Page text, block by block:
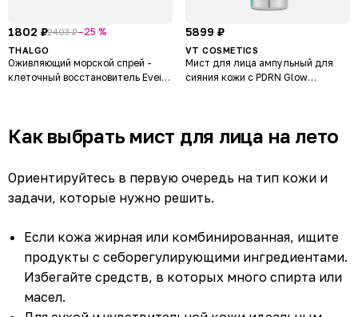
1802 ₽2403 ₽–25 %
THALGO
Оживляющий морской спрей -
клеточный восстановитель Eveil
5899 ₽
VT COSMETICS
Мист для лица ампульный для
сияния кожи с PDRN Glow
Как выбрать мист для лица на лето
Ориентируйтесь в первую очередь на тип кожи и
задачи, которые нужно решить.
Если кожа жирная или комбинированная, ищите
продукты с себорегулирующими ингредиентами.
Избегайте средств, в которых много спирта или
масел.